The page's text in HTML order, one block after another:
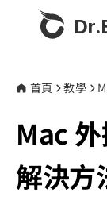
產品
商店
首頁 教學
Mac
解決方